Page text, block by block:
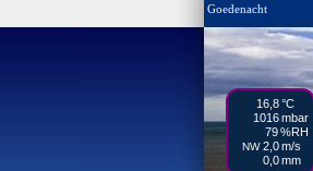
Goedenacht
16,8°C
1016mbar
79%RH
NW2,0m/s
0,0mm